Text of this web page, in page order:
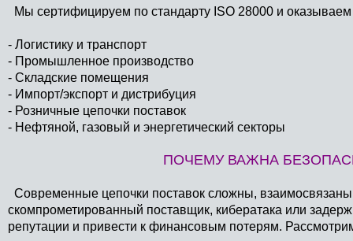
Мы сертифицируем по стандарту ISO 28000 и
- Логистику и транспорт
- Промышленное производство
- Складские помещения
- Импорт/экспорт и дистрибуция
- Розничные цепочки поставок
- Нефтяной, газовый и энергетический секторы
ПОЧЕМУ ВАЖНА
Современные цепочки поставок сложны,
скомпрометированный поставщик, кибератака или
репутации и привести к финансовым потерям.